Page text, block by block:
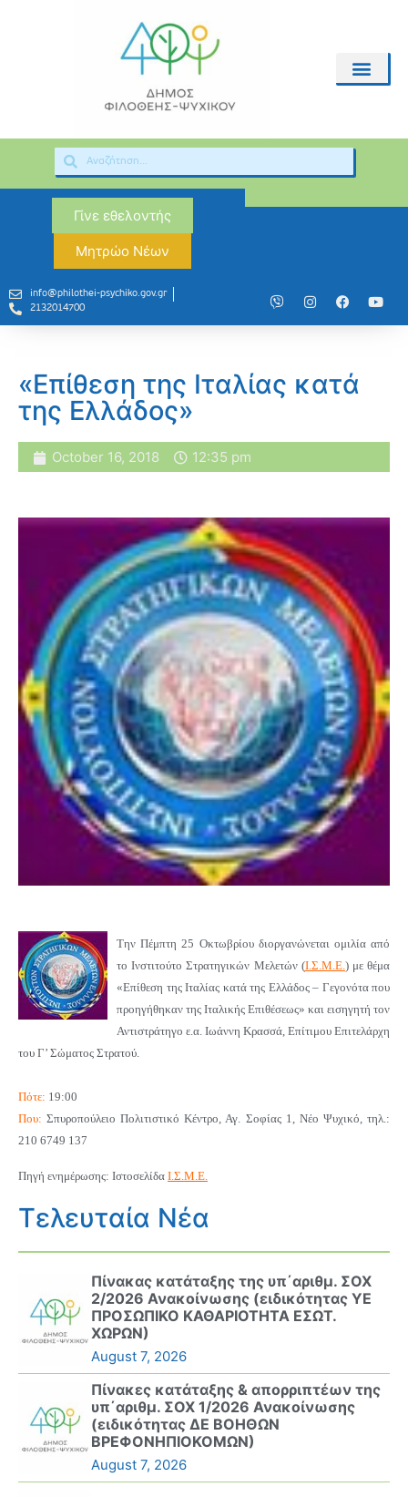
Γίνε εθελοντής
Μητρώο Νέων
info@philothei-psychiko.gov.gr
2132014700
«Επίθεση της Ιταλίας κατά
της Ελλάδος»
October 16, 2018 12:35 pm
Την Πέμπτη 25 Οκτωβρίου διοργανώνεται ομιλία από
το Ινστιτούτο Στρατηγικών Μελετών (Ι.Σ.Μ.Ε.) με θέμα
«Επίθεση της Ιταλίας κατά της Ελλάδος – Γεγονότα που
προηγήθηκαν της Ιταλικής Επιθέσεως» και εισηγητή τον
Αντιστράτηγο ε.α. Ιωάννη Κρασσά, Επίτιμου Επιτελάρχη
του Γ’ Σώματος Στρατού.
Πότε: 19:00
Που: Σπυροπούλειο Πολιτιστικό Κέντρο, Αγ. Σοφίας 1, Νέο Ψυχικό, τηλ.:
210 6749 137
Πηγή ενημέρωσης: Ιστοσελίδα Ι.Σ.Μ.Ε.
Τελευταία Νέα
Πίνακας κατάταξης της υπ΄αριθμ. ΣΟΧ
2/2026 Ανακοίνωσης (ειδικότητας ΥΕ
ΠΡΟΣΩΠΙΚΟ ΚΑΘΑΡΙΟΤΗΤΑ ΕΣΩΤ.
ΧΩΡΩΝ)
August 7, 2026
Πίνακες κατάταξης & απορριπτέων της
υπ΄αριθμ. ΣΟΧ 1/2026 Ανακοίνωσης
(ειδικότητας ΔΕ ΒΟΗΘΩΝ
ΒΡΕΦΟΝΗΠΙΟΚΟΜΩΝ)
August 7, 2026